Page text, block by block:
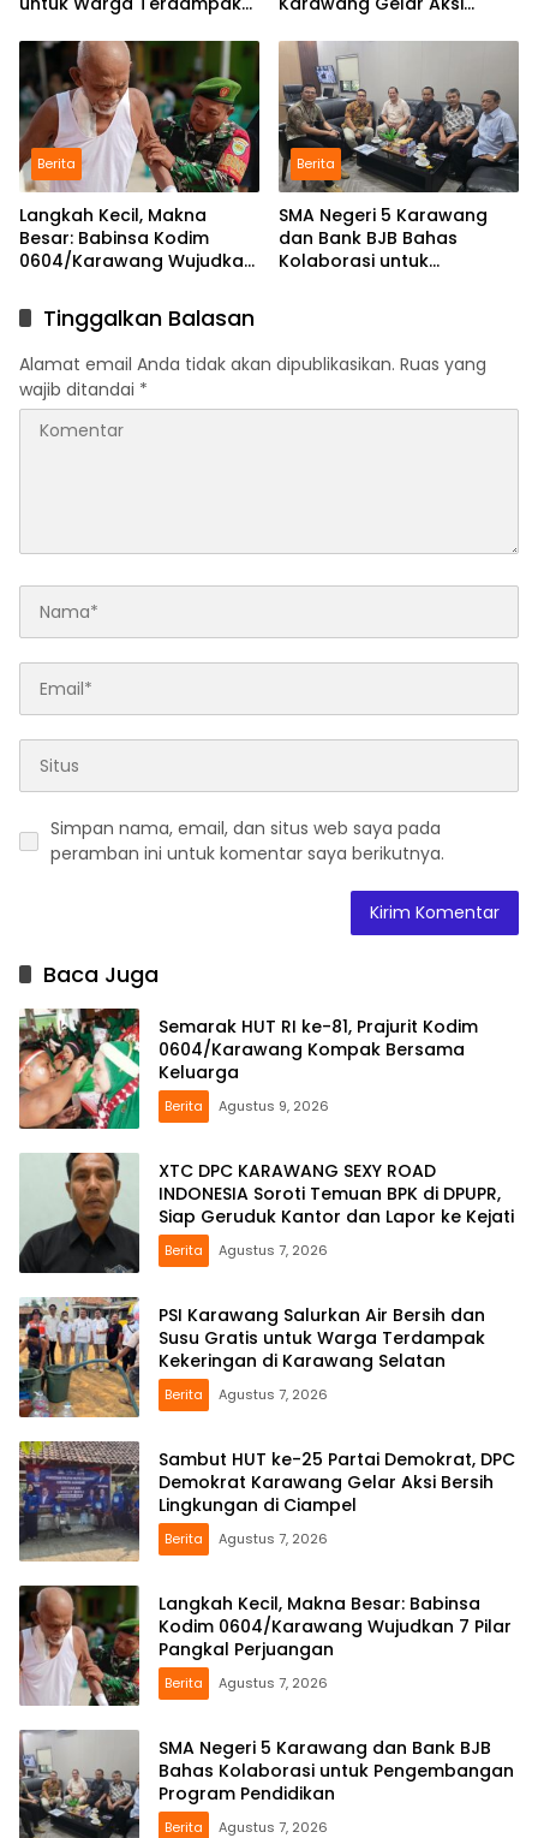
Selatan
Ciampel
Berita
Langkah Kecil, Makna
Besar: Babinsa Kodim
0604/Karawang Wujudkan
Berita
SMA Negeri 5 Karawang
dan Bank BJB Bahas
Kolaborasi untuk
Tinggalkan Balasan
Alamat email Anda tidak akan dipublikasikan. Ruas yang
wajib ditandai *
Simpan nama, email, dan situs web saya pada
peramban ini untuk komentar saya berikutnya.
Baca Juga
Semarak HUT RI ke-81, Prajurit Kodim
0604/Karawang Kompak Bersama
Keluarga
Berita Agustus 9, 2026
XTC DPC KARAWANG SEXY ROAD
INDONESIA Soroti Temuan BPK di DPUPR,
Siap Geruduk Kantor dan Lapor ke Kejati
Berita Agustus 7, 2026
PSI Karawang Salurkan Air Bersih dan
Susu Gratis untuk Warga Terdampak
Kekeringan di Karawang Selatan
Berita Agustus 7, 2026
Sambut HUT ke-25 Partai Demokrat, DPC
Demokrat Karawang Gelar Aksi Bersih
Lingkungan di Ciampel
Berita Agustus 7, 2026
Langkah Kecil, Makna Besar: Babinsa
Kodim 0604/Karawang Wujudkan 7 Pilar
Pangkal Perjuangan
Berita Agustus 7, 2026
SMA Negeri 5 Karawang dan Bank BJB
Bahas Kolaborasi untuk Pengembangan
Program Pendidikan
Berita Agustus 7, 2026